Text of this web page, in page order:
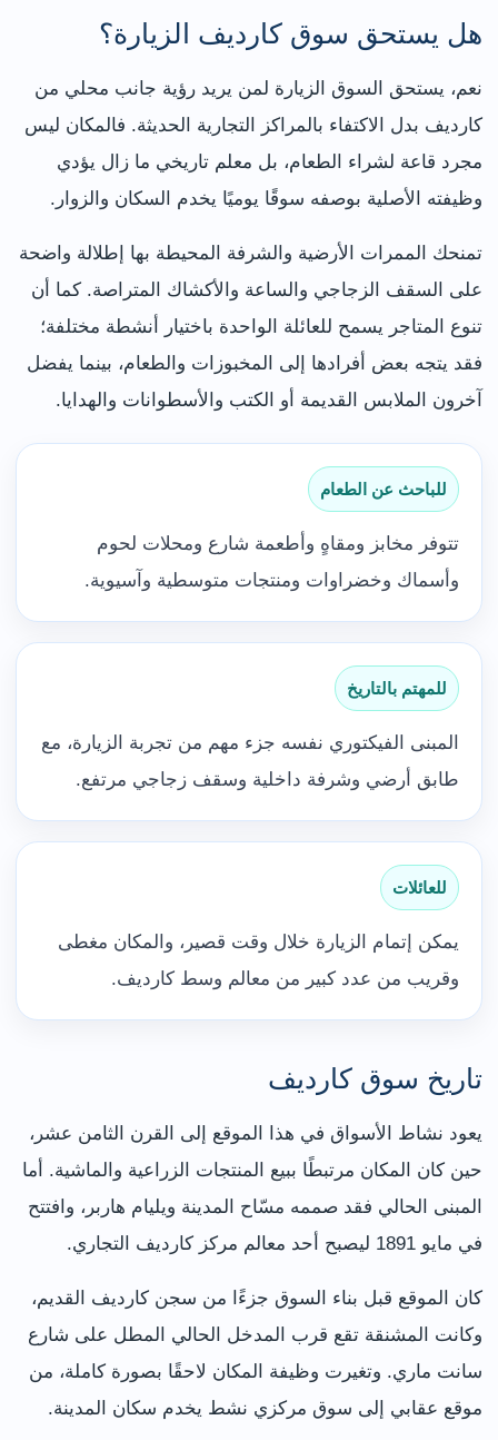
هل يستحق سوق كارديف الزيارة؟
نعم، يستحق السوق الزيارة لمن يريد رؤية جانب محلي من
كارديف بدل الاكتفاء بالمراكز التجارية الحديثة. فالمكان ليس
مجرد قاعة لشراء الطعام، بل معلم تاريخي ما زال يؤدي
وظيفته الأصلية بوصفه سوقًا يوميًا يخدم السكان والزوار.
تمنحك الممرات الأرضية والشرفة المحيطة بها إطلالة واضحة
على السقف الزجاجي والساعة والأكشاك المتراصة. كما أن
تنوع المتاجر يسمح للعائلة الواحدة باختيار أنشطة مختلفة؛
فقد يتجه بعض أفرادها إلى المخبوزات والطعام، بينما يفضل
آخرون الملابس القديمة أو الكتب والأسطوانات والهدايا.
للباحث عن الطعام
تتوفر مخابز ومقاهٍ وأطعمة شارع ومحلات لحوم
وأسماك وخضراوات ومنتجات متوسطية وآسيوية.
للمهتم بالتاريخ
المبنى الفيكتوري نفسه جزء مهم من تجربة الزيارة، مع
طابق أرضي وشرفة داخلية وسقف زجاجي مرتفع.
للعائلات
يمكن إتمام الزيارة خلال وقت قصير، والمكان مغطى
وقريب من عدد كبير من معالم وسط كارديف.
تاريخ سوق كارديف
يعود نشاط الأسواق في هذا الموقع إلى القرن الثامن عشر،
حين كان المكان مرتبطًا ببيع المنتجات الزراعية والماشية. أما
المبنى الحالي فقد صممه مسّاح المدينة ويليام هاربر، وافتتح
في مايو 1891 ليصبح أحد معالم مركز كارديف التجاري.
كان الموقع قبل بناء السوق جزءًا من سجن كارديف القديم،
وكانت المشنقة تقع قرب المدخل الحالي المطل على شارع
سانت ماري. وتغيرت وظيفة المكان لاحقًا بصورة كاملة، من
موقع عقابي إلى سوق مركزي نشط يخدم سكان المدينة.